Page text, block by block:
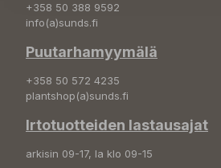
+358 50 388 9592
info(a)sunds.fi
Puutarhamyymälä
+358 50 572 4235
plantshop(a)sunds.fi
Irtotuotteiden lastausajat
arkisin 09-17, la klo 09-15